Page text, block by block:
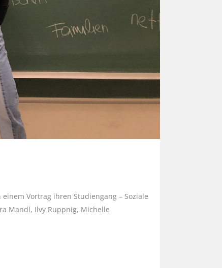
Vortrag ihren Studiengang – Soziale
Mandl, Ilvy Ruppnig, Michelle